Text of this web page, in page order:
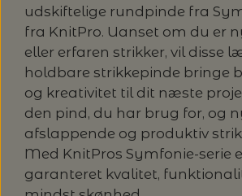
udskiftelige rundpinde fra
fra KnitPro. Uanset om du er
eller erfaren strikker, vil disse
holdbare strikkepinde bringe
og kreativitet til dit næste
den pind, du har brug for, og
afslappende og produktiv
Med KnitPros Symfonie-serie
garanteret kvalitet,